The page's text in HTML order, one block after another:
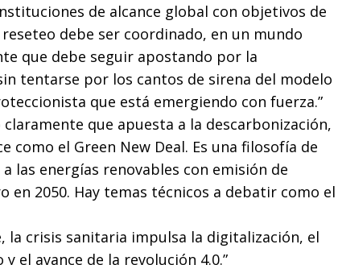
de alcance global con objetivos de
reseteo debe ser coordinado, en un mundo
que debe seguir apostando por la
tentarse por los cantos de sirena del modelo
que está emergiendo con fuerza.”
claramente que apuesta a la descarbonización,
como el Green New Deal. Es una filosofía de
las energías renovables con emisión de
en 2050. Hay temas técnicos a debatir como el
la crisis sanitaria impulsa la digitalización, el
el avance de la revolución 4.0.”